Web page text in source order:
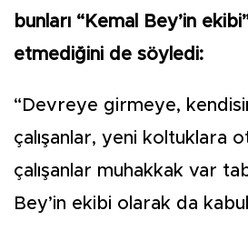
bunları “Kemal Bey’in
etmediğini de söyledi:
“Devreye girmeye,
çalışanlar, yeni koltuklara
çalışanlar muhakkak var
Bey’in ekibi olarak da